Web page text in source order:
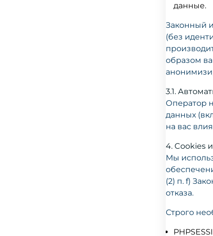
данные.
Законный
(без
образом
3.1.
Оператор
данных
на вас
4. Cookies
Мы
(2) п. f)
отказа.
Строго